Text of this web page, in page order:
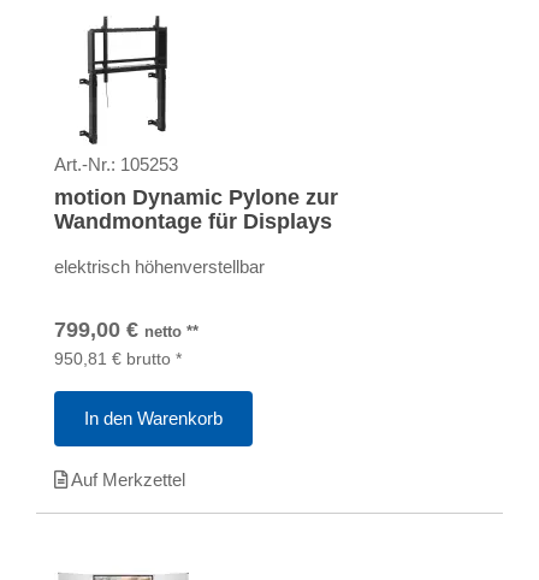
Art.-Nr.: 105253
motion Dynamic Pylone zur
Wandmontage für Displays
elektrisch höhenverstellbar
799,00 € netto **
950,81 € brutto *
In den Warenkorb
Auf Merkzettel